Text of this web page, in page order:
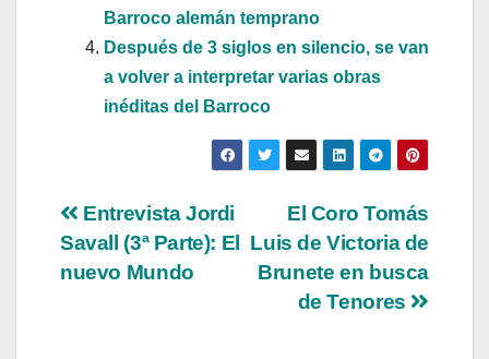
Barroco alemán temprano
Después de 3 siglos en silencio, se van
a volver a interpretar varias obras
inéditas del Barroco
Navegación
de
El Coro Tomás
Luis de Victoria de
Brunete en busca
de Tenores
Entrevista Jordi
Savall (3ª Parte): El
nuevo Mundo